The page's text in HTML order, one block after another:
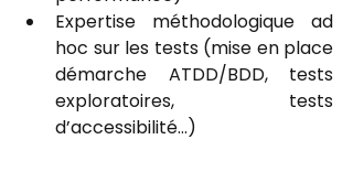
Expertise méthodologique ad
hoc sur les tests (mise en place
démarche ATDD/BDD, tests
exploratoires, tests
d’accessibilité...)